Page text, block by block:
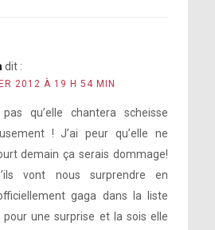
dit :
2012 À 19 H 54 MIN
qu’elle chantera scheisse
! J’ai peur qu’elle ne
demain ça serais dommage!
vont nous surprendre en
gaga dans la liste
une surprise et la sois elle